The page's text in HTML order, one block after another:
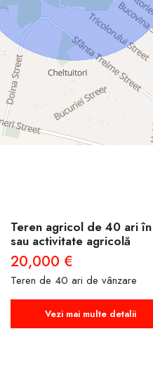
Teren agricol de 40 ari
sau activitate agricolă
20,000 €
Teren de 40 ari de vânzare
Vezi mai multe detalii